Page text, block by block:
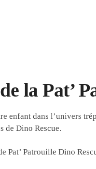
la Pat’
dans l’univers
de Dino Rescue.
Patrouille Dino